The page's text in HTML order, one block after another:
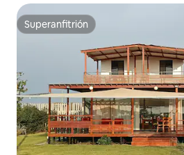
Superanfitrión
Superanfitrión